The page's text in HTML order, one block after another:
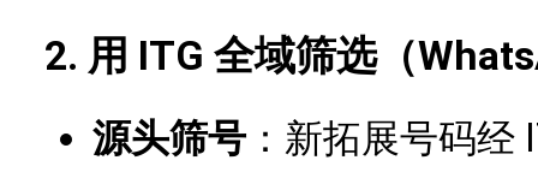
2. 用 ITG 全域筛选（
源头筛号 ：新拓展号码